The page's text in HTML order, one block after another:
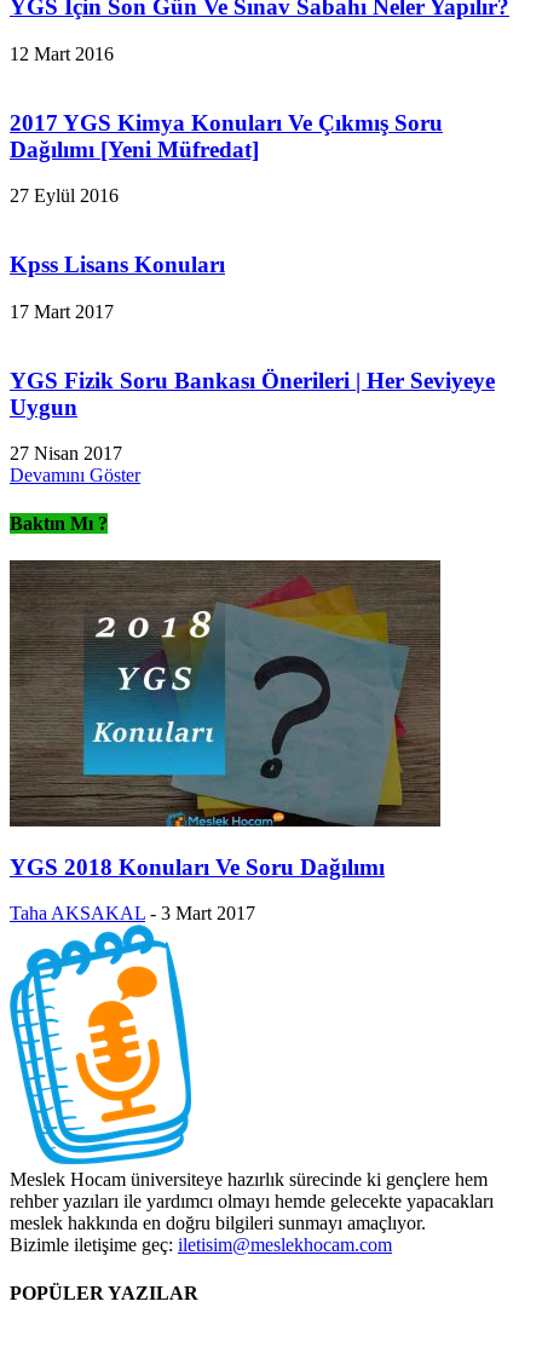
YGS İçin Son Gün Ve Sınav Sabahı Neler Yapılır?
12 Mart 2016
2017 YGS Kimya Konuları Ve Çıkmış Soru
Dağılımı [Yeni Müfredat]
27 Eylül 2016
Kpss Lisans Konuları
17 Mart 2017
YGS Fizik Soru Bankası Önerileri | Her Seviyeye
Uygun
27 Nisan 2017
Devamını Göster
Baktın Mı ?
YGS 2018 Konuları Ve Soru Dağılımı
Taha AKSAKAL - 3 Mart 2017
Meslek Hocam üniversiteye hazırlık sürecinde ki gençlere hem
rehber yazıları ile yardımcı olmayı hemde gelecekte yapacakları
meslek hakkında en doğru bilgileri sunmayı amaçlıyor.
Bizimle iletişime geç: iletisim@meslekhocam.com
POPÜLER YAZILAR